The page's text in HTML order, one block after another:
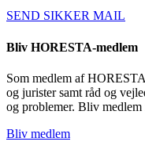
SEND SIKKER MAIL
Bliv HORESTA-medlem
Som medlem af
og jurister samt råd og
og problemer. Bliv medlem
Bliv medlem